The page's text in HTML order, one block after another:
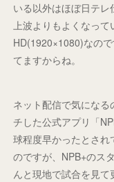
いる以外はほぼ日テ
上波よりもよくなっ
HD(1920×1080)なの
てますからね。
ネット配信で気にな
チした公式アプリ「
球程度早かったとさ
のですが、NPB+のス
んと現地で試合を見て